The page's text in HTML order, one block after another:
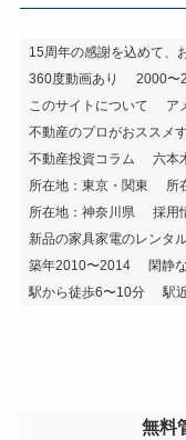
15周年の感謝を込めて、
360度動画あり
2000〜
このサイトについて
ア
不動産のプロがおススメ
不動産投資コラム
六本
所在地：東京・関東
所
所在地：神奈川県
採用
新品の家具家電のレンタ
築年2010〜2014
閑静
駅から徒歩6〜10分
駅
無料